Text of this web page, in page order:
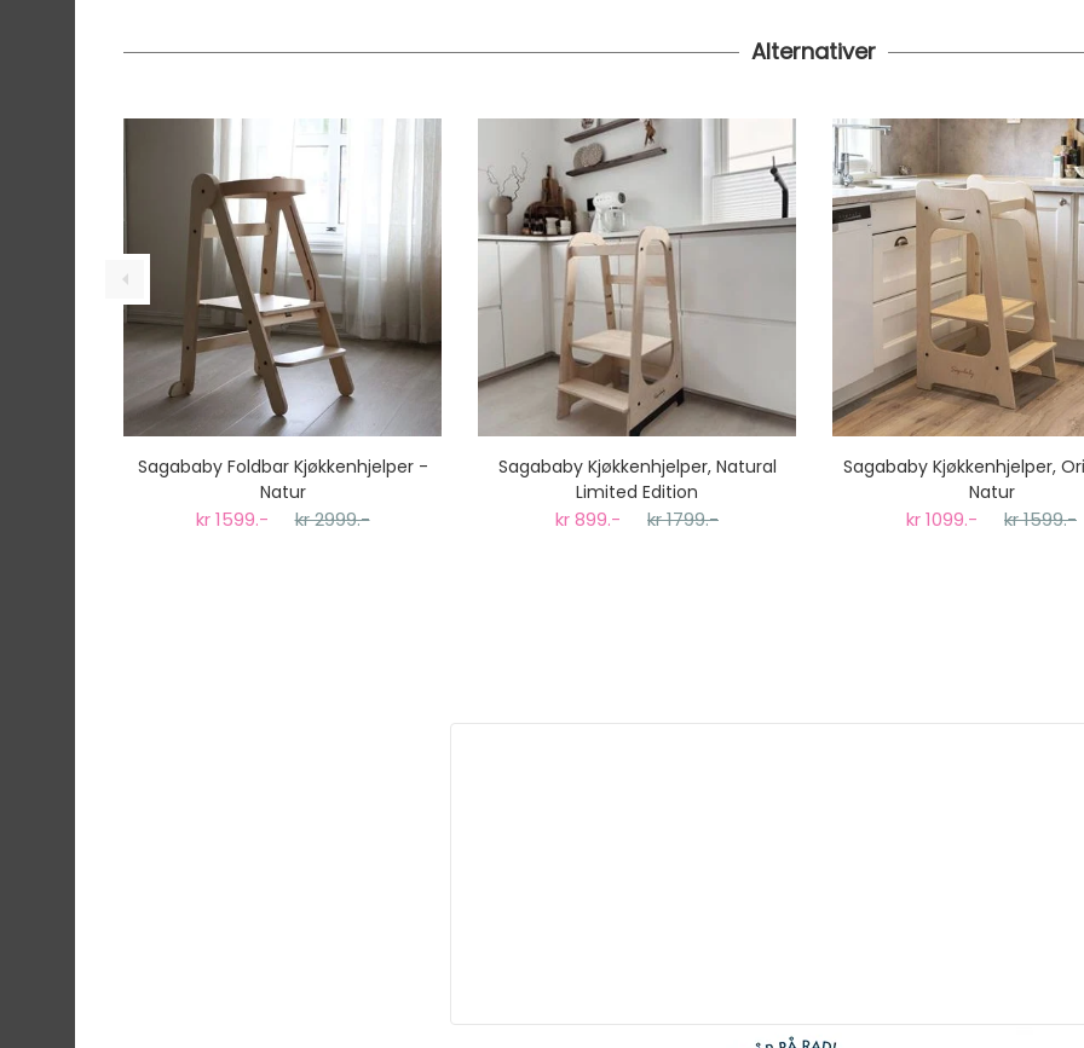
Alternativer
Sagababy Foldbar Kjøkkenhjelper -
Natur
kr 1599.- kr 2999.-
Sagababy Kjøkkenhjelper, Natural
Limited Edition
kr 899.- kr 1799.-
Sagababy Kjøkkenhjelper,
Natur
kr 1099.- kr 1599.-